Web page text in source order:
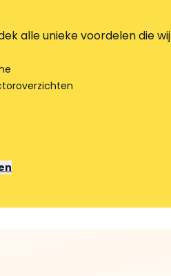
alle unieke voordelen die wij